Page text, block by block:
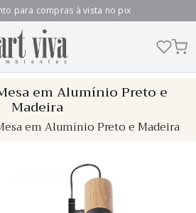
para compras à vista no pix
em Alumínio Preto e
Madeira
em Alumínio Preto e Madeira